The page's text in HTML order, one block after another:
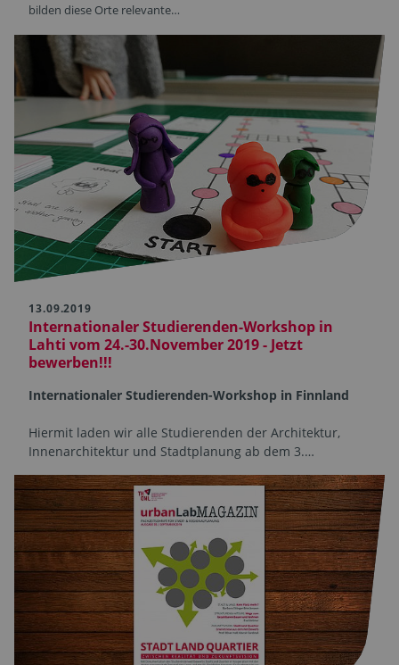
bilden diese Orte relevante…
13.09.2019
Internationaler Studierenden-Workshop in
Lahti vom 24.-30.November 2019 - Jetzt
bewerben!!!
Internationaler Studierenden-Workshop in Finnland
Hiermit laden wir alle Studierenden der Architektur,
Innenarchitektur und Stadtplanung ab dem 3.…